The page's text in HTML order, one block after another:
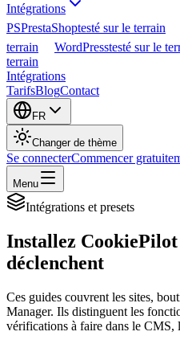
Intégrations
PSPrestaShoptesté sur le terrain
terrain
WordPresstesté sur le
terrain
Intégrations
TarifsBlogContact
FR
Changer de thème
Se connecterCommencer
Menu
Intégrations et presets
Installez CookiePilot
déclenchent
Ces guides couvrent les sites,
Manager. Ils distinguent les
vérifications à faire dans le CMS,